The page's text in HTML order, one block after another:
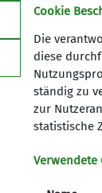
Cookie
Die
diese
ständig zu
zur
statistische
Verwendete